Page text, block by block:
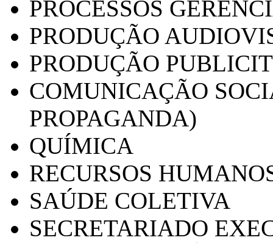
PROCESSOS
PRODUÇÃO
PRODUÇÃO
COMUNICAÇÃO
PROPAGANDA)
QUÍMICA
RECURSOS
SAÚDE COLETIVA
SECRETARIADO